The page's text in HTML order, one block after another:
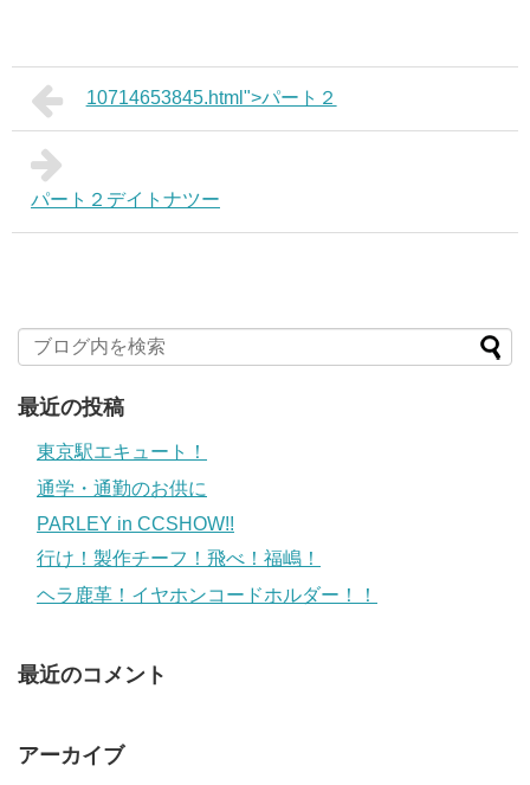
10714653845.html">パート２
パート２デイトナツー
最近の投稿
東京駅エキュート！
通学・通勤のお供に
PARLEY in CCSHOW!!
行け！製作チーフ！飛べ！福嶋！
ヘラ鹿革！イヤホンコードホルダー！！
最近のコメント
アーカイブ